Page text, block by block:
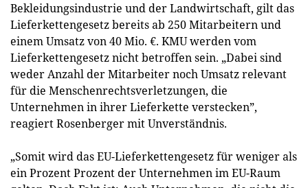
Bekleidungsindustrie und der Landwirtschaft, gilt das
Lieferkettengesetz bereits ab 250 Mitarbeitern und
einem Umsatz von 40 Mio. €. KMU werden vom
Lieferkettengesetz nicht betroffen sein. „Dabei sind
weder Anzahl der Mitarbeiter noch Umsatz relevant
für die Menschenrechtsverletzungen, die
Unternehmen in ihrer Lieferkette verstecken”,
reagiert Rosenberger mit Unverständnis.
„Somit wird das EU-Lieferkettengesetz für weniger als
ein Prozent Prozent der Unternehmen im EU-Raum